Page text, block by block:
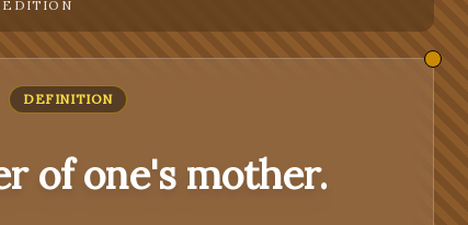
EDITION
DEFINITION
of one's mother.